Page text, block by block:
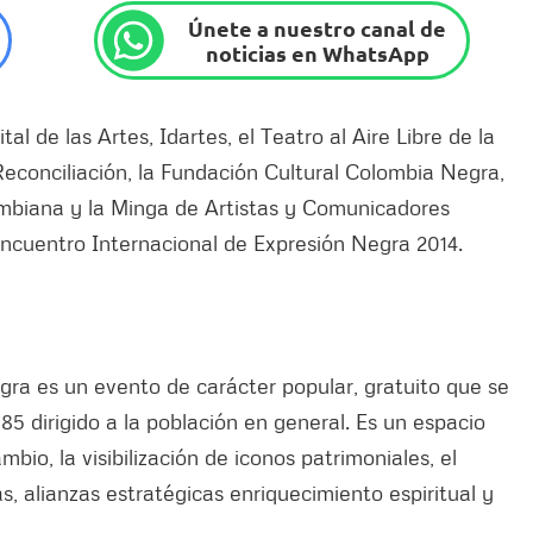
Únete a nuestro canal de
noticias en WhatsApp
de las Artes, Idartes, el Teatro al Aire Libre de la
la Fundación Cultural Colombia Negra,
y la Minga de Artistas y Comunicadores
Internacional de Expresión Negra 2014.
es un evento de carácter popular, gratuito que se
dirigido a la población en general. Es un espacio
la visibilización de iconos patrimoniales, el
alianzas estratégicas enriquecimiento espiritual y